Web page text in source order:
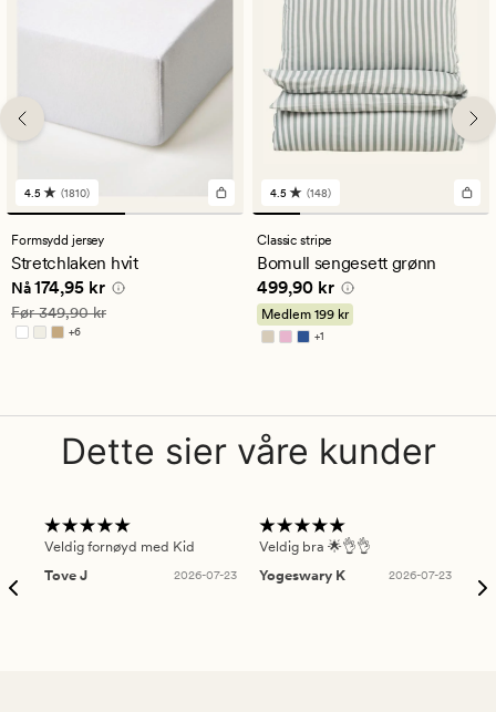
1810
anmeldelser
med
en
gjennomsnittlig
vurdering
på
4.5
4.5 (1810)
Formsydd jersey
Stretchlaken hvit
Nåværende pris
Nå174,95 kr
Vanlig pris 349,90 kr
Før349,90 kr
+6
Tilgjengelig i flere farger
148
anmeldelser
med
en
gjennomsnittlig
vurdering
på
4.5
4.5 (148)
Classic stripe
Bomull sengesett grønn
Pris 499,90 kr
499,90 kr
Medlem 199 kr
+1
Tilgjengelig i flere farger
Dette sier våre kunder
Veldig fornøyd med Kid
Tove J
2026-07-23
Veldig bra 🌟👌👌
Yogeswary K
2026-07-23